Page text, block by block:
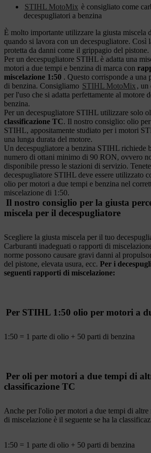
STIHL MotoMix è consigliato come
decespugliatori a benzina
È molto importante utilizzare la giusta miscela
quando si lavora con un decespugliatore. Così
protetta da danni come il grippagio del pistone.
Per un decespugliatore STIHL è adatta una
motori a due tempi e benzina di marca con
miscelazione 1:50 . Questo corrisponde a una
di benzina. Consigliamo STIHL MotoMix , un
per l'uso che si adatta perfettamente al motore
benzina.
Per un decespugliatore STIHL utilizzare solo
classificazione TC. Il nostro consiglio: olio
STIHL, appositamente studiato per i motori
una lunga durata del motore.
Un decespugliatore a benzina STIHL richiede
numero di ottani minimo di 90 RON, ovvero
disponibile presso le stazioni di servizio.
decespugliatore STIHL deve essere utilizzato
olio per motori a due tempi e benzina nel
miscelazione di 1:50.
Il nostro consiglio per la giusta
miscela per il decespugliatore
Scegliere la giusta miscela per il tuo
Carburanti inadeguati o rapporti di
norme possono causare gravi danni al
del pistone, elevata usura, ecc. Per i
seguenti rapporti di miscelazione:
Per STIHL 1:50 olio per motori a
1:50 = 1 parte di olio + 50 parti di benzina
Per oli per motori a due tempi di
classificazione TC
Anche per l'olio per motori a due tempi di altre
di miscelazione è il seguente se ha la
1:50 = 1 parte di olio + 50 parti di benzina